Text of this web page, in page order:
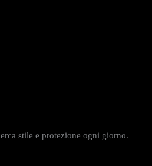
stile e protezione ogni giorno.